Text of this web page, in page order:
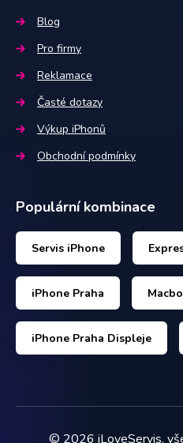
Blog
Pro firmy
Reklamace
Časté dotazy
Výkup iPhonů
Obchodní podmínky
Populární kombinace
Servis iPhone
iPhone Praha
iPhone Praha Displeje
© 2026 iLoveServis,